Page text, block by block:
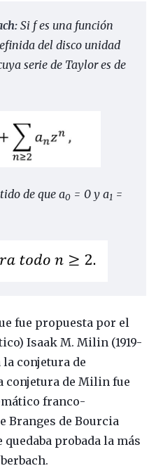
Si f es una función
del disco unidad
serie de Taylor es de
de que a0 = 0 y a1 =
fue propuesta por el
Isaak M. Milin (1919-
la conjetura de
conjetura de Milin fue
franco-
Branges de Bourcia
quedaba probada la más